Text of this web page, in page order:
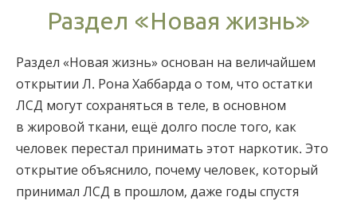
Раздел «Новая жизнь»
Раздел «Новая жизнь» основан на величайшем
открытии Л. Рона Хаббарда о том, что остатки
ЛСД могут сохраняться в теле, в основном
в жировой ткани, ещё долго после того, как
человек перестал принимать этот наркотик. Это
открытие объяснило, почему человек, который
принимал ЛСД в прошлом, даже годы спустя